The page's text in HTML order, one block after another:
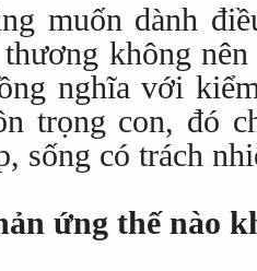
muốn dành
không
nghĩa với
trọng con, đó
sống có trách
ứng thế nào